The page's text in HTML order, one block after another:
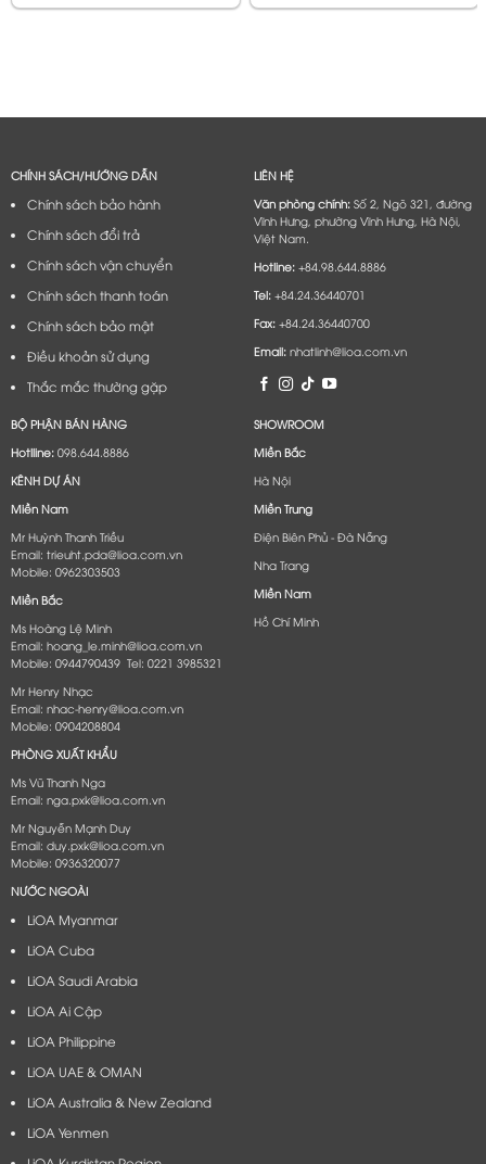
CHÍNH SÁCH/HƯỚNG DẪN
Chính sách bảo hành
Chính sách đổi trả
Chính sách vận chuyển
Chính sách thanh toán
Chính sách bảo mật
Điều khoản sử dụng
Thắc mắc thường gặp
LIÊN HỆ
Văn phòng chính:Số 2, Ngõ 321, đường
Vĩnh Hưng, phường Vĩnh Hưng, Hà Nội,
Việt Nam.
Hotline:+84.98.644.8886
Tel:+84.24.36440701
Fax:+84.24.36440700
Email:nhatlinh@lioa.com.vn
BỘ PHẬN BÁN HÀNG
Hotlline:098.644.8886
KÊNH DỰ ÁN
Miền Nam
Mr Huỳnh Thanh Triều
Email: trieuht.pda@lioa.com.vn
Mobile: 0962303503
Miền Bắc
Ms Hoàng Lệ Minh
Email: hoang_le.minh@lioa.com.vn
Mobile: 0944790439 Tel: 0221 3985321
Mr Henry Nhạc
Email: nhac-henry@lioa.com.vn
Mobile: 0904208804
PHÒNG XUẤT KHẨU
Ms Vũ Thanh Nga
Email: nga.pxk@lioa.com.vn
Mr Nguyễn Mạnh Duy
Email: duy.pxk@lioa.com.vn
Mobile: 0936320077
SHOWROOM
Miền Bắc
Hà Nội
Miền Trung
Điện Biên Phủ - Đà Nẵng​
Nha Trang
Miền Nam
Hồ Chí Minh
NƯỚC NGOÀI
LiOA Myanmar
LiOA Cuba
LiOA Saudi Arabia
LiOA Ai Cập
LiOA Philippine
LiOA UAE & OMAN
LiOA Australia & New Zealand
LiOA Yenmen